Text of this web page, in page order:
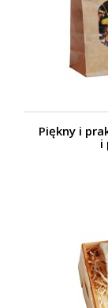
Piękny i
i